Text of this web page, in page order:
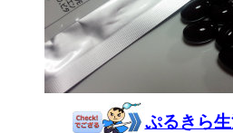
ぷるきら